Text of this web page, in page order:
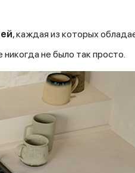
, каждая из которых
не было так просто.